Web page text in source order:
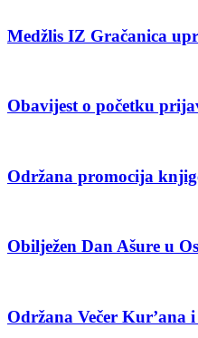
Medžlis IZ Gračanica
Obavijest o početku
Održana promocija
Obilježen Dan Ašure u
Održana Večer Kur’ana